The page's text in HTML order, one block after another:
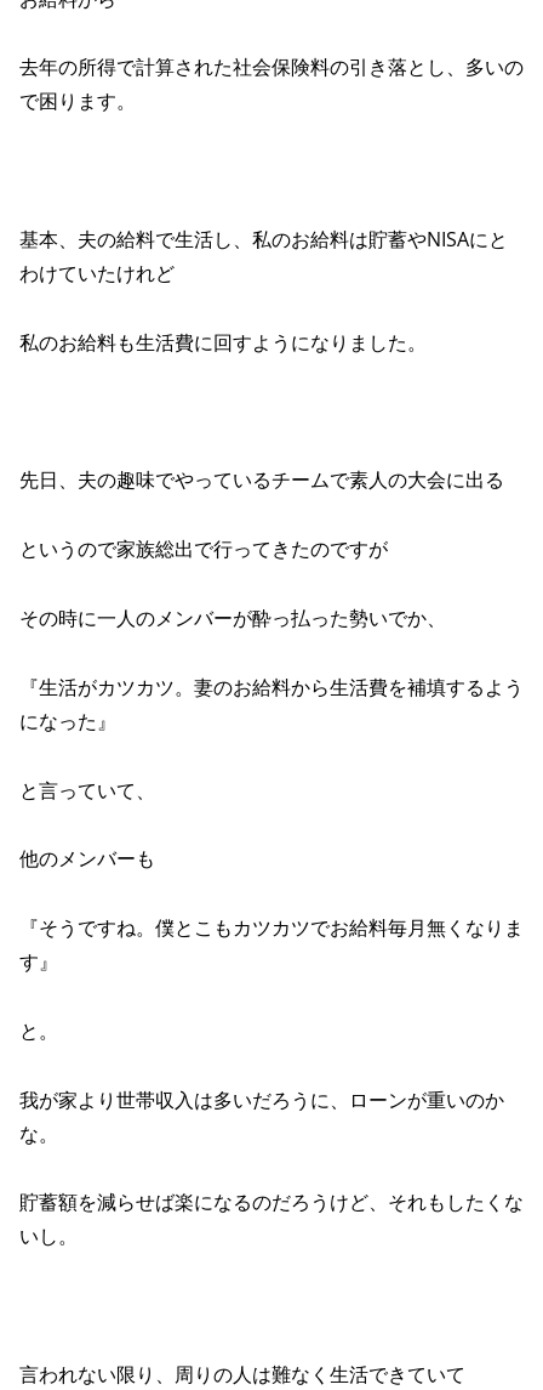
去年の所得で計算された社会保険料の引き落とし、多いの
で困ります。
基本、夫の給料で生活し、私のお給料は貯蓄やNISAにと
わけていたけれど
私のお給料も生活費に回すようになりました。
先日、夫の趣味でやっているチームで素人の大会に出る
というので家族総出で行ってきたのですが
その時に一人のメンバーが酔っ払った勢いでか、
『生活がカツカツ。妻のお給料から生活費を補填するよう
になった』
と言っていて、
他のメンバーも
『そうですね。僕とこもカツカツでお給料毎月無くなりま
す』
と。
我が家より世帯収入は多いだろうに、ローンが重いのか
な。
貯蓄額を減らせば楽になるのだろうけど、それもしたくな
いし。
言われない限り、周りの人は難なく生活できていて